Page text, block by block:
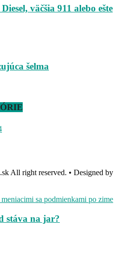
väčšia 911 alebo ešte
šelma
All right reserved. • Designed by
stáva na jar?